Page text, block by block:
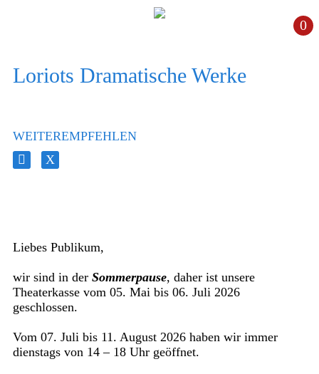
0
Loriots Dramatische Werke
WEITEREMPFEHLEN
Liebes Publikum,
wir sind in derSommerpause, daher ist unsere
Theaterkasse vom 05. Mai bis 06. Juli 2026
geschlossen.
Vom 07. Juli bis 11. August 2026 haben wir immer
dienstags von 14 – 18 Uhr geöffnet.